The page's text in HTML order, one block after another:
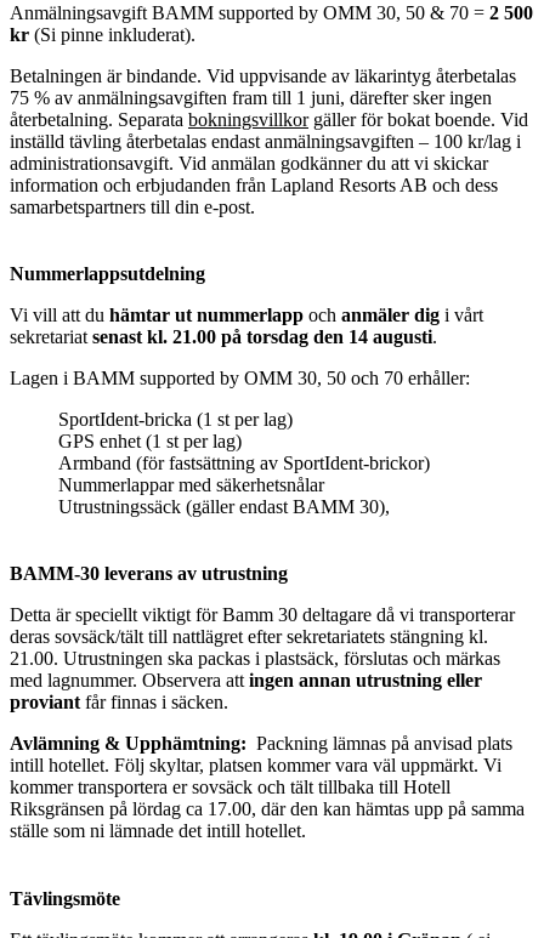
Anmälningsavgift BAMM supported by OMM 30, 50 & 70 = 2 500
kr (Si pinne inkluderat).
Betalningen är bindande. Vid uppvisande av läkarintyg återbetalas
75 % av anmälningsavgiften fram till 1 juni, därefter sker ingen
återbetalning. Separata bokningsvillkorgäller för bokat boende. Vid
inställd tävling återbetalas endast anmälningsavgiften – 100 kr/lag i
administrationsavgift. Vid anmälan godkänner du att vi skickar
information och erbjudanden från Lapland Resorts AB och dess
samarbetspartners till din e-post.
Nummerlappsutdelning
Vi vill att du hämtar ut nummerlapp och anmäler dig i vårt
sekretariat senast kl. 21.00 på torsdag den 14 augusti.
Lagen i BAMM supported by OMM 30, 50 och 70 erhåller:
SportIdent-bricka (1 st per lag)
GPS enhet (1 st per lag)
Armband (för fastsättning av SportIdent-brickor)
Nummerlappar med säkerhetsnålar
Utrustningssäck (gäller endast BAMM 30),
BAMM-30 leverans av utrustning
Detta är speciellt viktigt för Bamm 30 deltagare då vi transporterar
deras sovsäck/tält till nattlägret efter sekretariatets stängning kl.
21.00. Utrustningen ska packas i plastsäck, förslutas och märkas
med lagnummer. Observera att ingen annan utrustning eller
proviant får finnas i säcken.
Avlämning & Upphämtning: Packning lämnas på anvisad plats
intill hotellet. Följ skyltar, platsen kommer vara väl uppmärkt. Vi
kommer transportera er sovsäck och tält tillbaka till Hotell
Riksgränsen på lördag ca 17.00, där den kan hämtas upp på samma
ställe som ni lämnade det intill hotellet.
Tävlingsmöte